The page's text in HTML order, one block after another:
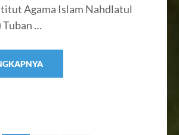
Agama Islam Nahdlatul
Tuban …